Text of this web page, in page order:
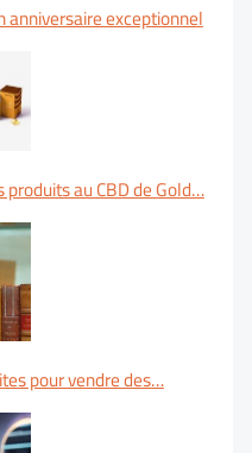
anniversaire exceptionnel
au CBD de Gold…
pour vendre des…